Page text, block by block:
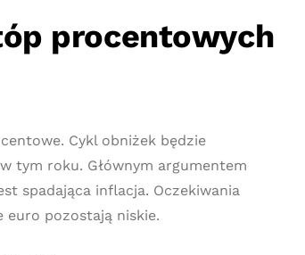
procentowych
Cykl obniżek będzie
tym roku. Głównym argumentem
spadająca inflacja. Oczekiwania
pozostają niskie.